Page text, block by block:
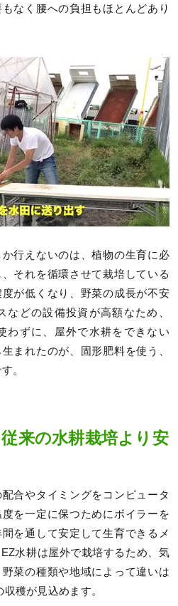
なく腰への負担もほとんどあり
行えないのは、植物の生育に必
それを循環させて栽培している
が低くなり、野菜の成長が不安
などの設備投資が高額なため、
わずに、屋外で水耕をできない
まれたのが、固形肥料を使う、
。
来の水耕栽培より安
合やタイミングをコンピュータ
を一定に保つためにボイラーを
を通して安定して生育できるメ
水耕は屋外で栽培するため、気
菜の種類や地域によって違いは
穫が見込めます。